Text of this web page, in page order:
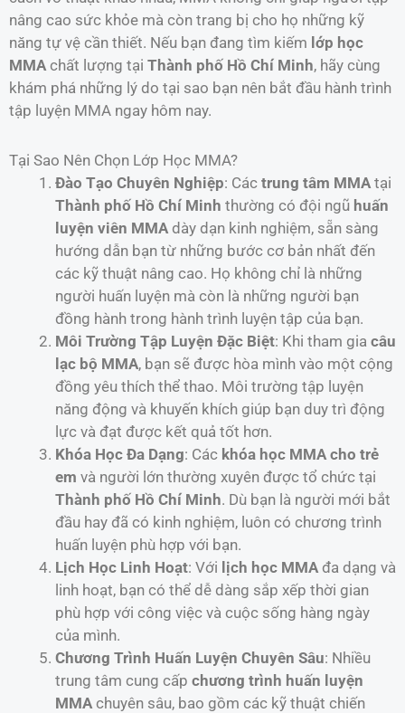
nâng cao sức khỏe mà còn trang bị cho họ những kỹ
năng tự vệ cần thiết. Nếu bạn đang tìm kiếm lớp học
MMA chất lượng tại Thành phố Hồ Chí Minh, hãy cùng
khám phá những lý do tại sao bạn nên bắt đầu hành trình
tập luyện MMA ngay hôm nay.
Tại Sao Nên Chọn Lớp Học MMA?
Đào Tạo Chuyên Nghiệp: Các trung tâm MMA tại
Thành phố Hồ Chí Minh thường có đội ngũ huấn
luyện viên MMA dày dạn kinh nghiệm, sẵn sàng
hướng dẫn bạn từ những bước cơ bản nhất đến
các kỹ thuật nâng cao. Họ không chỉ là những
người huấn luyện mà còn là những người bạn
đồng hành trong hành trình luyện tập của bạn.
Môi Trường Tập Luyện Đặc Biệt: Khi tham gia câu
lạc bộ MMA, bạn sẽ được hòa mình vào một cộng
đồng yêu thích thể thao. Môi trường tập luyện
năng động và khuyến khích giúp bạn duy trì động
lực và đạt được kết quả tốt hơn.
Khóa Học Đa Dạng: Các khóa học MMA cho trẻ
em và người lớn thường xuyên được tổ chức tại
Thành phố Hồ Chí Minh. Dù bạn là người mới bắt
đầu hay đã có kinh nghiệm, luôn có chương trình
huấn luyện phù hợp với bạn.
Lịch Học Linh Hoạt: Với lịch học MMA đa dạng và
linh hoạt, bạn có thể dễ dàng sắp xếp thời gian
phù hợp với công việc và cuộc sống hàng ngày
của mình.
Chương Trình Huấn Luyện Chuyên Sâu: Nhiều
trung tâm cung cấp chương trình huấn luyện
MMA chuyên sâu, bao gồm các kỹ thuật chiến